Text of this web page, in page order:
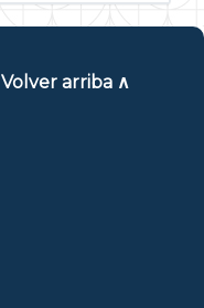
Volver arriba ∧